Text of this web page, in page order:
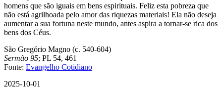
homens que são iguais em bens espirituais. Feliz esta pobreza que
não está agrilhoada pelo amor das riquezas materiais! Ela não deseja
aumentar a sua fortuna neste mundo, antes aspira a tornar-se rica dos
bens dos Céus.
São Gregório Magno (c. 540-604)
Sermão 95; PL 54, 461
Fonte: Evangelho Cotidiano
2025-10-01